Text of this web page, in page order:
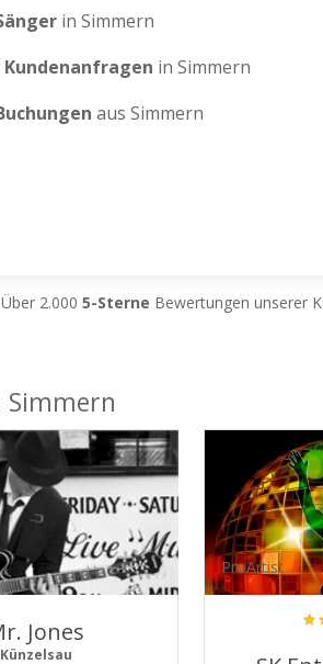
in Simmern
Kundenanfragen in Simmern
aus Simmern
Über 2.000 5-Sterne Bewertungen unserer
Simmern
Jones
Künzelsau
ProArtist